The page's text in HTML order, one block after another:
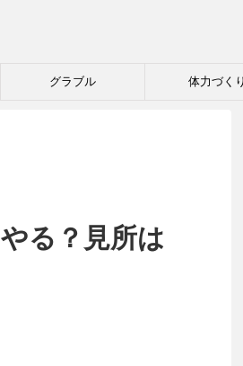
グラブル 体力づくり
る？見所は